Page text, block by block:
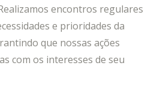
encontros regulares
e prioridades da
que nossas ações
com os interesses de seu